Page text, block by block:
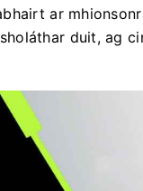
ar
duit, ag